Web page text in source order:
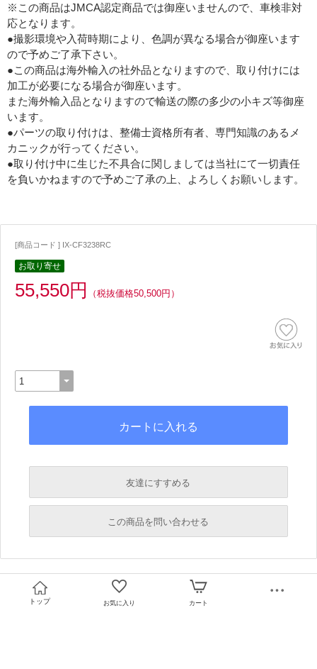
※この商品はJMCA認定商品では御座いませんので、車検非対
応となります。
●撮影環境や入荷時期により、色調が異なる場合が御座います
ので予めご了承下さい。
●この商品は海外輸入の社外品となりますので、取り付けには
加工が必要になる場合が御座います。
また海外輸入品となりますので輸送の際の多少の小キズ等御座
います。
●パーツの取り付けは、整備士資格所有者、専門知識のあるメ
カニックが行ってください。
●取り付け中に生じた不具合に関しましては当社にて一切責任
を負いかねますので予めご了承の上、よろしくお願いします。
[商品コード ] IX-CF3238RC
お取り寄せ
55,550円 （税抜価格50,500円）
友達にすすめる
必須
必須
この商品を問い合わせる
必須
トップ お気に入り カート